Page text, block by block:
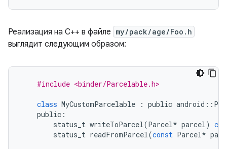
Реализация на C++ в файле my/pack/age/Foo.h
выглядит следующим образом:
#include <binder/Parcelable.h>
class MyCustomParcelable : public android ::
public :
status_t writeToParcel(Parcel* parcel)
status_t readFromParcel(const Parcel*